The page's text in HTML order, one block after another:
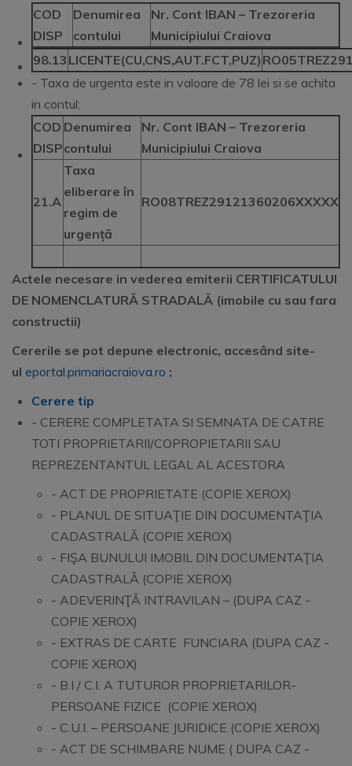
COD
DISP
Denumirea
contului
Nr. Cont IBAN – Trezoreria
Municipiului Craiova
98.13 LICENTE(CU,CNS,AUT.FCT,PUZ)
- Taxa de urgenta este in valoare de 78 lei si se achita
in contul:
COD
DISP
Denumirea
contului
Nr. Cont IBAN – Trezoreria
Municipiului Craiova
21.A
Taxa
eliberare în
regim de
urgență
RO08TREZ29121360206XXXXX
Actele necesare in vederea emiterii CERTIFICATULUI
DE NOMENCLATURĂ STRADALĂ (imobile cu sau fara
constructii)
Cererile se pot depune electronic, accesând site-
ul eportal.primariacraiova.ro ;
Cerere tip
- CERERE COMPLETATA SI SEMNATA DE CATRE
TOTI PROPRIETARII/COPROPIETARII SAU
REPREZENTANTUL LEGAL AL ACESTORA
- ACT DE PROPRIETATE (COPIE XEROX)
- PLANUL DE SITUAŢIE DIN DOCUMENTAŢIA
CADASTRALĂ (COPIE XEROX)
- FIŞA BUNULUI IMOBIL DIN DOCUMENTAŢIA
CADASTRALĂ (COPIE XEROX)
- ADEVERINŢĂ INTRAVILAN – (DUPA CAZ -
COPIE XEROX)
- EXTRAS DE CARTE FUNCIARA (DUPA CAZ -
COPIE XEROX)
- B.I / C.I. A TUTUROR PROPRIETARILOR-
PERSOANE FIZICE (COPIE XEROX)
- C.U.I. – PERSOANE JURIDICE (COPIE XEROX)
- ACT DE SCHIMBARE NUME ( DUPA CAZ -